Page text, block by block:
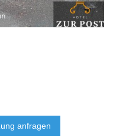
anfragen